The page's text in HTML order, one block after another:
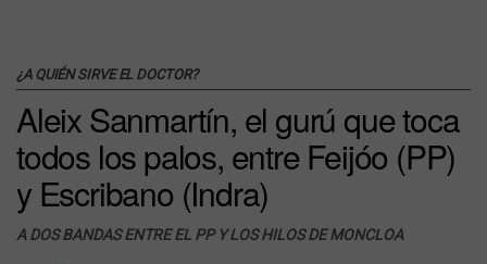
¿A QUIÉN SIRVE EL DOCTOR?
Aleix Sanmartín, el gurú que toca
todos los palos, entre Feijóo (PP)
y Escribano (Indra)
A DOS BANDAS ENTRE EL PP Y LOS HILOS DE MONCLOA